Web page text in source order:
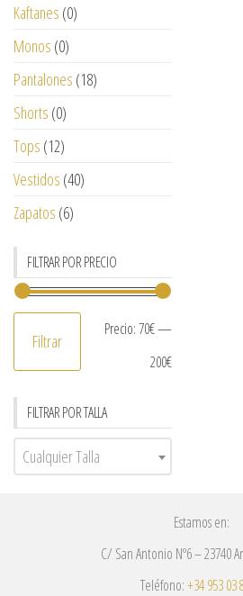
Kaftanes (0)
Monos (0)
Pantalones (18)
Shorts (0)
Tops (12)
Vestidos (40)
Zapatos (6)
FILTRAR POR PRECIO
Filtrar
Precio:70€—
200€
FILTRAR POR TALLA
Cualquier Talla
Estamos en:
C/ San Antonio Nº6 – 23740
Teléfono:+34 953 03